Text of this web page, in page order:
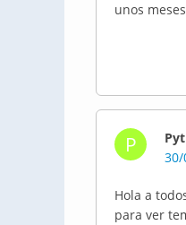
unos
P
30/
Hola a
para ver